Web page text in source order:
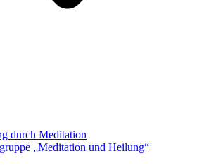
durch Meditation
„Meditation und Heilung“